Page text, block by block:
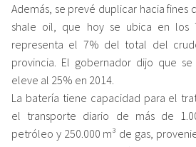
Además, se prevé duplicar hacia fines
shale oil, que hoy se ubica en los
representa el 7% del total del
provincia. El gobernador dijo que
eleve al 25% en 2014.
La batería tiene capacidad para el
el transporte diario de más de
petróleo y 250.000 m³ de gas,